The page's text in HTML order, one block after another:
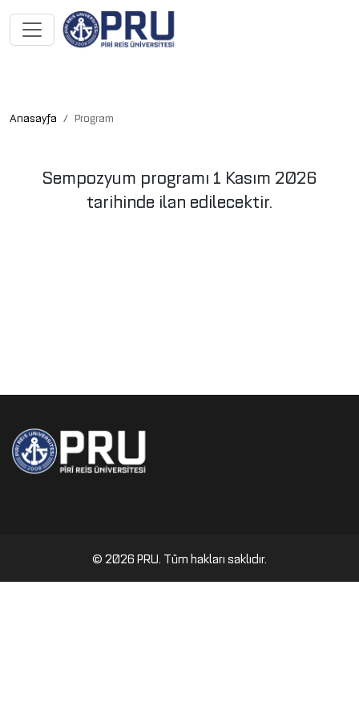
Anasayfa Program
Sempozyum programı 1 Kasım 2026
tarihinde ilan edilecektir.
© 2026 PRU. Tüm hakları saklıdır.